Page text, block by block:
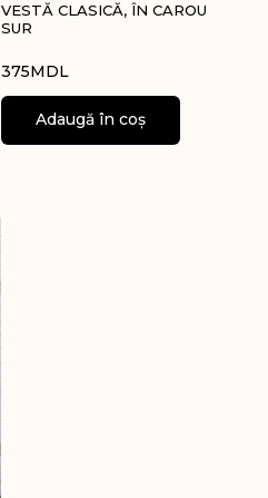
VESTĂ CLASICĂ, ÎN CAROU
SUR
375MDL
Adaugă în coș